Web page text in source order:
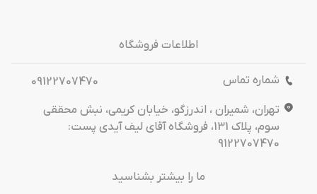
اطلاعات فروشگاه
شماره تماس
09122707470
تهران، شمیران ، اندرزگو، خیابان کریمی، نبش محققی
سوم، پلاک 131، فروشگاه آقای لیف آیدی پست:
9122707470
ما را بیشتر بشناسید